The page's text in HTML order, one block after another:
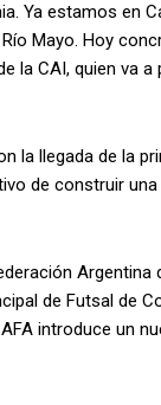
Ya estamos en
Mayo. Hoy
la CAI, quien va
la llegada de la
de construir
Argentina
de Futsal de
introduce un